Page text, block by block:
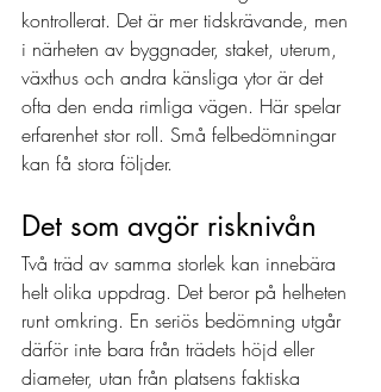
kontrollerat. Det är mer tidskrävande, men
i närheten av byggnader, staket, uterum,
växthus och andra känsliga ytor är det
ofta den enda rimliga vägen. Här spelar
erfarenhet stor roll. Små felbedömningar
kan få stora följder.
Det som avgör risknivån
Två träd av samma storlek kan innebära
helt olika uppdrag. Det beror på helheten
runt omkring. En seriös bedömning utgår
därför inte bara från trädets höjd eller
diameter, utan från platsens faktiska